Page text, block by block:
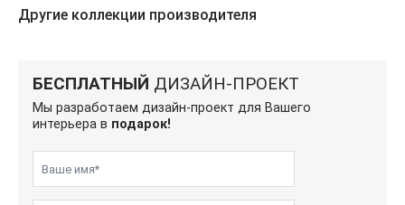
Другие коллекции производителя
БЕСПЛАТНЫЙ ДИЗАЙН-ПРОЕКТ
Мы разработаем дизайн-проект для Вашего
интерьера в подарок!